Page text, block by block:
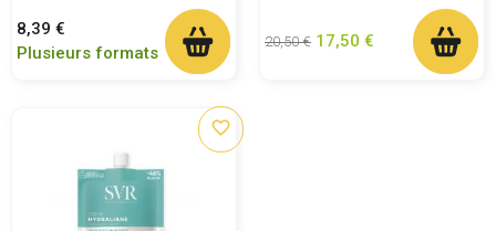
Prix
8,39 €
Plusieurs formats
Prix de base
20,50 € Prix
17,50 €
favorite_border